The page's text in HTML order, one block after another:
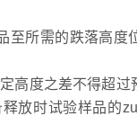
至所需的跌落高度
高度之差不得超过
放时试验样品的